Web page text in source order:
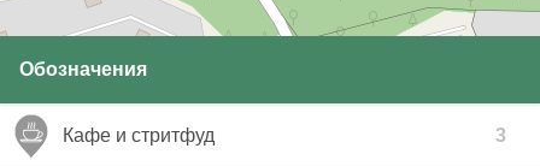
Обозначения
Кафе и стритфуд 3